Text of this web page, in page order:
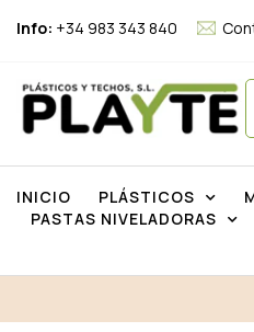
Info: +34 983 343 840
INICIO PLÁSTICOS
PASTAS NIVELADORAS